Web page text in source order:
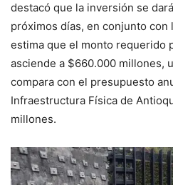
destacó que la inversión se
próximos días, en conjunto con
estima que el monto requerido
asciende a $660.000 millones,
compara con el presupuesto
Infraestructura Física de
millones.